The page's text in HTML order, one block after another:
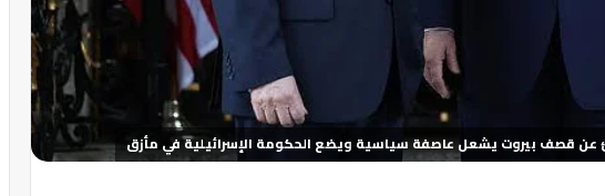
عن قصف بيروت يشعل عاصفة سياسية ويضع الحكومة الإسرائيلية في مأزق